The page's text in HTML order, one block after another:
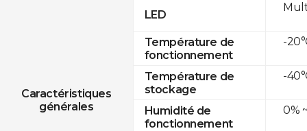
Caractéristiques
générales
LED
Température de
fonctionnement
Température de
stockage
Humidité de
fonctionnement
-
-
0%